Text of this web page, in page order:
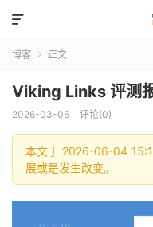

博客  正文
Viking Links 评测
2026-03-06 评论(0)
本文于 2026-06-04
展或是发生改变。